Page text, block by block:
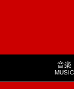
音楽
MUSIC